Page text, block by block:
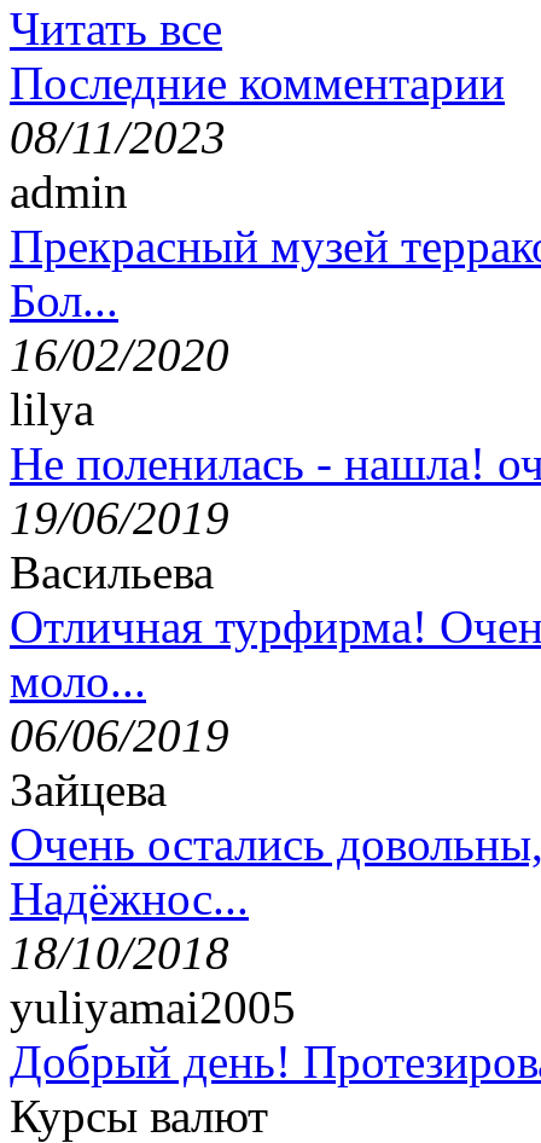
Читать все
Последние комментарии
08/11/2023
admin
Прекрасный музей
Бол...
16/02/2020
lilya
Не поленилась - нашла!
19/06/2019
Васильева
Отличная турфирма!
моло...
06/06/2019
Зайцева
Очень остались
Надёжнос...
18/10/2018
yuliyamai2005
Добрый день!
Курсы валют